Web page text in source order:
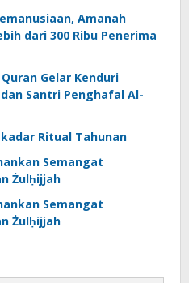
Amanah
dari 300 Ribu Penerima
Gelar Kenduri
Santri Penghafal Al-
Ritual Tahunan
Semangat
Żulḥijjah
Semangat
Żulḥijjah